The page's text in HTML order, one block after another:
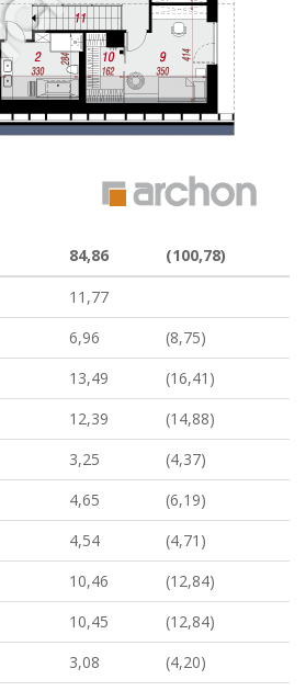
84,86
(100,78)
11,77
6,96
(8,75)
13,49
(16,41)
12,39
(14,88)
3,25
(4,37)
4,65
(6,19)
4,54
(4,71)
10,46
(12,84)
10,45
(12,84)
3,08
(4,20)